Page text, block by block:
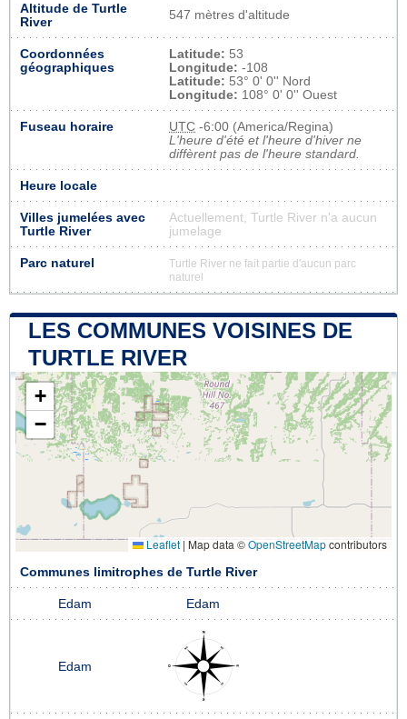
Altitude de Turtle
River
547 mètres d'altitude
Coordonnées
géographiques
Latitude: 53
Longitude: -108
Latitude: 53° 0' 0'' Nord
Longitude: 108° 0' 0'' Ouest
Fuseau horaire UTC -6:00 (America/Regina)
L'heure d'été et l'heure d'hiver ne
diffèrent pas de l'heure standard.
Heure locale
Villes jumelées avec
Turtle River
Actuellement, Turtle River n'a aucun
jumelage
Parc naturel
Turtle River ne fait partie d'aucun parc
naturel
LES COMMUNES VOISINES DE
TURTLE RIVER
+
−
Leaflet | Map data ©OpenStreetMapcontributors
Communes limitrophes de Turtle River
Edam Edam
Edam